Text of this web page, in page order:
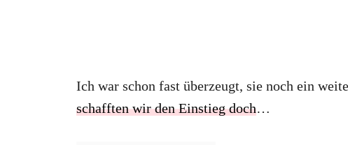
Ich war schon fast überzeugt, sie noch ein
schafften wir den Einstieg doch…